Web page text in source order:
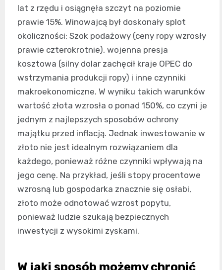
lat z rzędu i osiągnęła szczyt na poziomie
prawie 15%. Winowajcą był doskonały splot
okoliczności: Szok podażowy (ceny ropy wzrosły
prawie czterokrotnie), wojenna presja
kosztowa (silny dolar zachęcił kraje OPEC do
wstrzymania produkcji ropy) i inne czynniki
makroekonomiczne. W wyniku takich warunków
wartość złota wzrosła o ponad 150%, co czyni je
jednym z najlepszych sposobów ochrony
majątku przed inflacją. Jednak inwestowanie w
złoto nie jest idealnym rozwiązaniem dla
każdego, ponieważ różne czynniki wpływają na
jego cenę. Na przykład, jeśli stopy procentowe
wzrosną lub gospodarka znacznie się osłabi,
złoto może odnotować wzrost popytu,
ponieważ ludzie szukają bezpiecznych
inwestycji z wysokimi zyskami.
W jaki sposób możemy chronić